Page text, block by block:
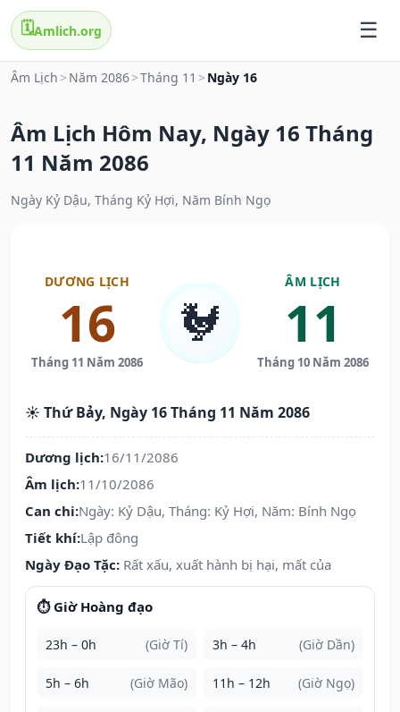
🗓️Amlich.org
Âm Lịch > Năm 2086>Tháng 11 > Ngày 16
Âm Lịch Hôm Nay, Ngày 16 Tháng
11 Năm 2086
Ngày Kỷ Dậu, Tháng Kỷ Hợi, Năm Bính Ngọ
DƯƠNG LỊCH
16
Tháng 11 Năm 2086
🐓
ÂM LỊCH
11
Tháng 10 Năm 2086
☀️ Thứ Bảy, Ngày 16 Tháng 11 Năm 2086
Dương lịch:16/11/2086
Âm lịch:11/10/2086
Can chi:Ngày: Kỷ Dậu, Tháng: Kỷ Hợi, Năm: Bính Ngọ
Tiết khí:Lập đông
Ngày Đạo Tặc: Rất xấu, xuất hành bị hại, mất của
⏱️ Giờ Hoàng đạo
23h – 0h (Giờ Tí) 3h – 4h (Giờ Dần)
5h – 6h (Giờ Mão) 11h – 12h (Giờ Ngọ)